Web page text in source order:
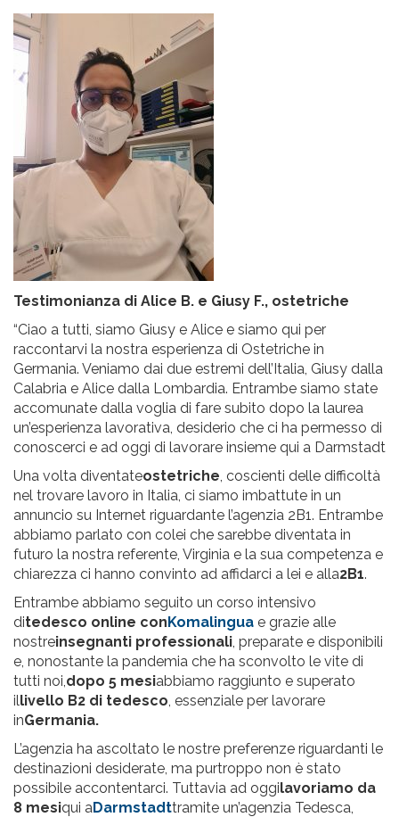
Testimonianza di Alice B. e Giusy F., ostetriche
“Ciao a tutti, siamo Giusy e Alice e siamo qui per
raccontarvi la nostra esperienza di Ostetriche in
Germania. Veniamo dai due estremi dell’Italia, Giusy dalla
Calabria e Alice dalla Lombardia. Entrambe siamo state
accomunate dalla voglia di fare subito dopo la laurea
un’esperienza lavorativa, desiderio che ci ha permesso di
conoscerci e ad oggi di lavorare insieme qui a Darmstadt
Una volta diventateostetriche, coscienti delle difficoltà
nel trovare lavoro in Italia, ci siamo imbattute in un
annuncio su Internet riguardante l’agenzia 2B1. Entrambe
abbiamo parlato con colei che sarebbe diventata in
futuro la nostra referente, Virginia e la sua competenza e
chiarezza ci hanno convinto ad affidarci a lei e alla2B1.
Entrambe abbiamo seguito un corso intensivo
ditedesco online conKomalingua e grazie alle
nostreinsegnanti professionali, preparate e disponibili
e, nonostante la pandemia che ha sconvolto le vite di
tutti noi,dopo 5 mesiabbiamo raggiunto e superato
illivello B2 di tedesco, essenziale per lavorare
inGermania.
L’agenzia ha ascoltato le nostre preferenze riguardanti le
destinazioni desiderate, ma purtroppo non è stato
possibile accontentarci. Tuttavia ad oggilavoriamo da
8 mesiqui aDarmstadttramite un’agenzia Tedesca,